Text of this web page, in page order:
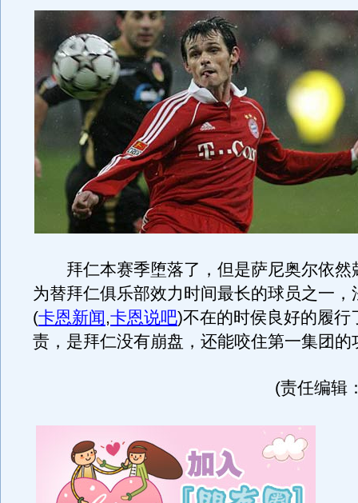
拜仁本赛季堕落了，但是萨尼奥尔依然
为替拜仁俱乐部效力时间最长的球员之一，
(卡恩新闻,卡恩说吧)不在的时侯良好的履行
责，是拜仁没有崩盘，还能咬住第一集团的
(责任编辑